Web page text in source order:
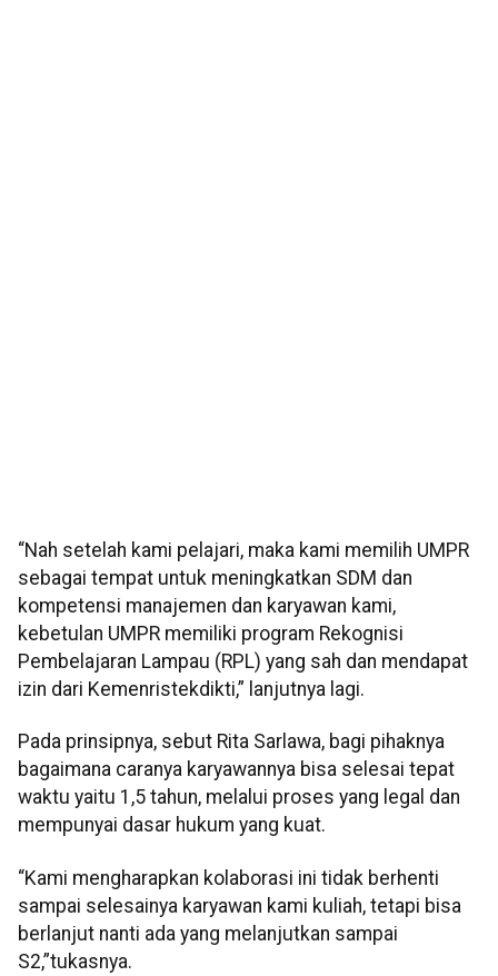
“Nah setelah kami pelajari, maka kami memilih UMPR
sebagai tempat untuk meningkatkan SDM dan
kompetensi manajemen dan karyawan kami,
kebetulan UMPR memiliki program Rekognisi
Pembelajaran Lampau (RPL) yang sah dan mendapat
izin dari Kemenristekdikti,” lanjutnya lagi.
Pada prinsipnya, sebut Rita Sarlawa, bagi pihaknya
bagaimana caranya karyawannya bisa selesai tepat
waktu yaitu 1,5 tahun, melalui proses yang legal dan
mempunyai dasar hukum yang kuat.
“Kami mengharapkan kolaborasi ini tidak berhenti
sampai selesainya karyawan kami kuliah, tetapi bisa
berlanjut nanti ada yang melanjutkan sampai
S2,”tukasnya.